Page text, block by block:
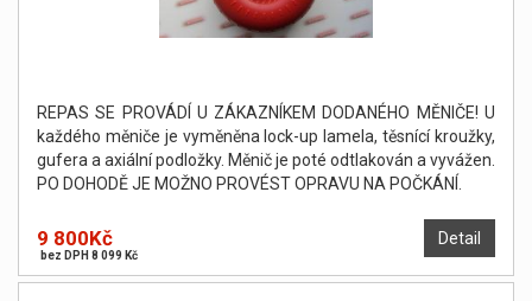
REPAS SE PROVÁDÍ U ZÁKAZNÍKEM DODANÉHO MĚNIČE! U
každého měniče je vyměněna lock-up lamela, těsnící kroužky,
gufera a axiální podložky. Měnič je poté odtlakován a vyvážen.
PO DOHODĚ JE MOŽNO PROVÉST OPRAVU NA POČKÁNÍ.
Detail
9 800Kč
bez DPH 8 099 Kč